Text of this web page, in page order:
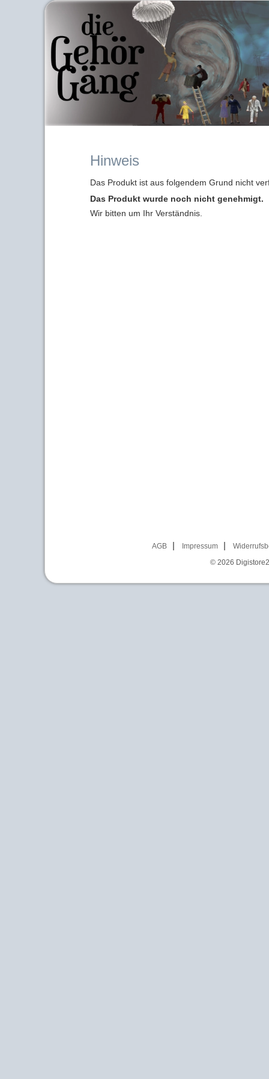
Hinweis
Das Produkt ist aus folgendem Grund nicht
Das Produkt wurde noch nicht genehmigt.
Wir bitten um Ihr Verständnis.
AGB Impressum
© 2026